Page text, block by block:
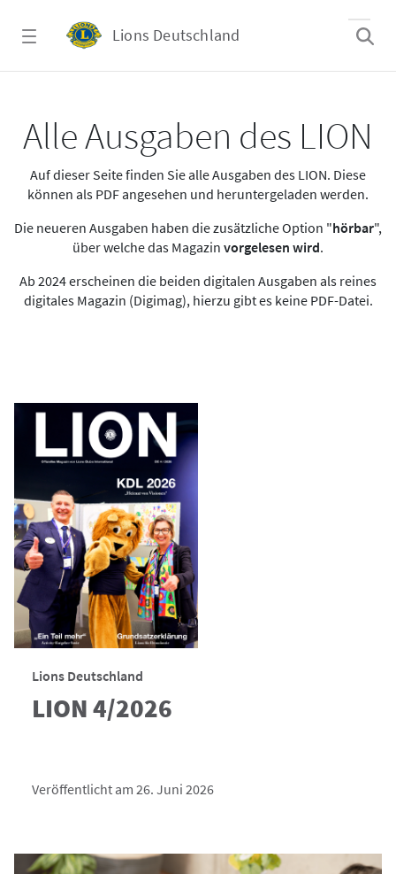
Lions Deutschland
Alle Ausgaben des LION
Auf dieser Seite finden Sie alle Ausgaben des LION. Diese
können als PDF angesehen und heruntergeladen werden.
Die neueren Ausgaben haben die zusätzliche Option "hörbar",
über welche das Magazin vorgelesen wird.
Ab 2024 erscheinen die beiden digitalen Ausgaben als reines
digitales Magazin (Digimag), hierzu gibt es keine PDF-Datei.
Lions Deutschland
LION 4/2026
Veröffentlicht am 26. Juni 2026